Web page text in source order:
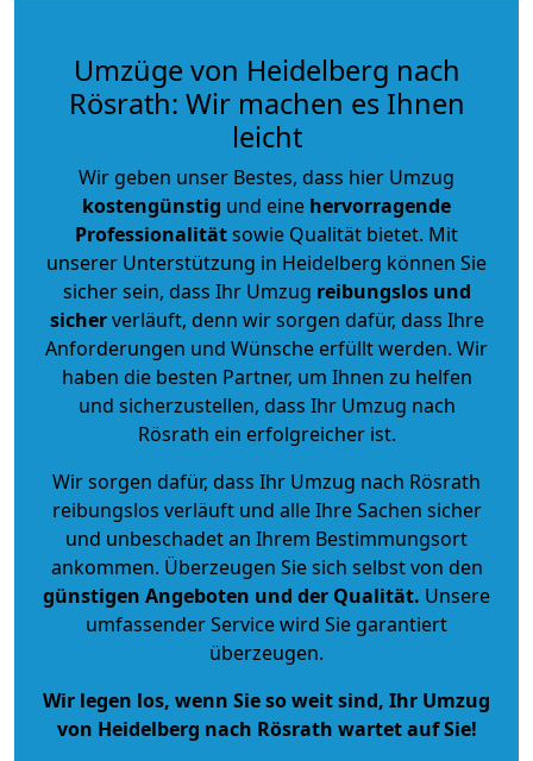
Umzüge von Heidelberg nach
Rösrath: Wir machen es Ihnen
leicht
Wir geben unser Bestes, dass hier Umzug
kostengünstig und eine hervorragende
Professionalitätsowie Qualität bietet. Mit
unserer Unterstützung in Heidelberg können Sie
sicher sein, dass Ihr Umzug reibungslos und
sicherverläuft, denn wir sorgen dafür, dass Ihre
Anforderungen und Wünsche erfüllt werden. Wir
haben die besten Partner, um Ihnen zu helfen
und sicherzustellen, dass Ihr Umzug nach
Rösrath ein erfolgreicher ist.
Wir sorgen dafür, dass Ihr Umzug nach Rösrath
reibungslos verläuft und alle Ihre Sachen sicher
und unbeschadet an Ihrem Bestimmungsort
ankommen. Überzeugen Sie sich selbst von den
günstigen Angeboten und der Qualität. Unsere
umfassender Service wird Sie garantiert
überzeugen.
Wir legen los, wenn Sie so weit sind, Ihr Umzug
von Heidelberg nach Rösrath wartet auf Sie!